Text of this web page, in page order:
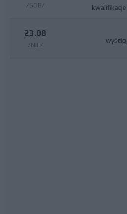
/SOB/
kwalifikacje
23.08
/NIE/
wyścig